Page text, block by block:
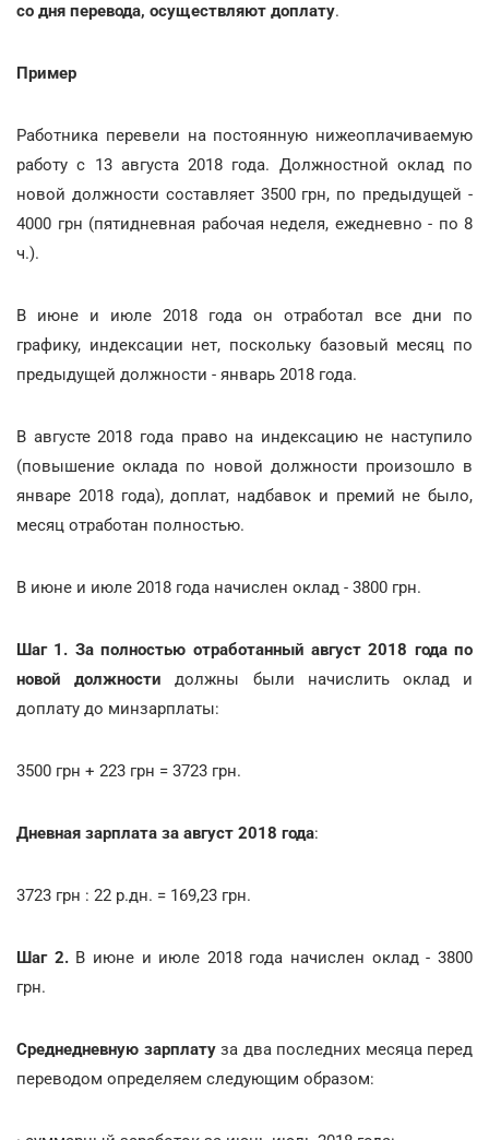
со дня перевода, осуществляют доплату.
Пример
Работника перевели на постоянную нижеоплачиваемую
работу с 13 августа 2018 года. Должностной оклад по
новой должности составляет 3500 грн, по предыдущей -
4000 грн (пятидневная рабочая неделя, ежедневно - по 8
ч.).
В июне и июле 2018 года он отработал все дни по
графику, индексации нет, поскольку базовый месяц по
предыдущей должности - январь 2018 года.
В августе 2018 года право на индексацию не наступило
(повышение оклада по новой должности произошло в
январе 2018 года), доплат, надбавок и премий не было,
месяц отработан полностью.
В июне и июле 2018 года начислен оклад - 3800 грн.
Шаг 1. За полностью отработанный август 2018 года по
новой должности должны были начислить оклад и
доплату до минзарплаты:
3500 грн + 223 грн = 3723 грн.
Дневная зарплата за август 2018 года:
3723 грн : 22 р.дн. = 169,23 грн.
Шаг 2.В июне и июле 2018 года начислен оклад - 3800
грн.
Среднедневную зарплатуза два последних месяца перед
переводом определяем следующим образом: